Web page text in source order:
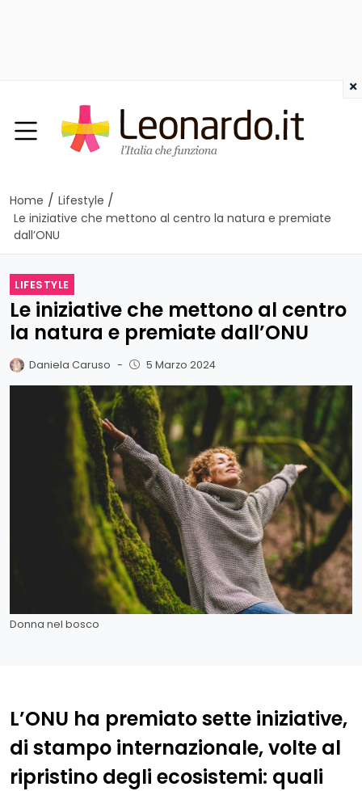
Home / Lifestyle /
Le iniziative che mettono al centro la natura e premiate
dall’ONU
LIFESTYLE
Le iniziative che mettono al centro
la natura e premiate dall’ONU
Daniela Caruso - 5 Marzo 2024
Donna nel bosco
L’ONU ha premiato sette iniziative,
di stampo internazionale, volte al
ripristino degli ecosistemi: quali
×